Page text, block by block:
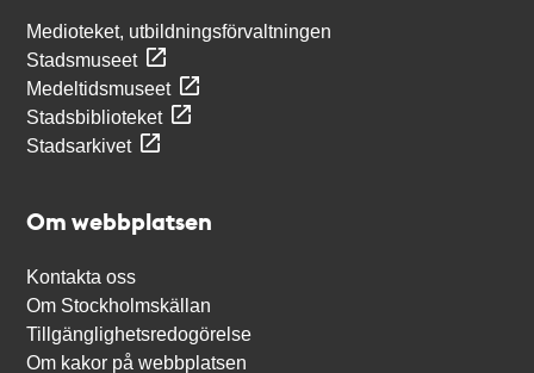
Medioteket, utbildningsförvaltningen
Stadsmuseet
Medeltidsmuseet
Stadsbiblioteket
Stadsarkivet
Om webbplatsen
Kontakta oss
Om Stockholmskällan
Tillgänglighetsredogörelse
Om kakor på webbplatsen